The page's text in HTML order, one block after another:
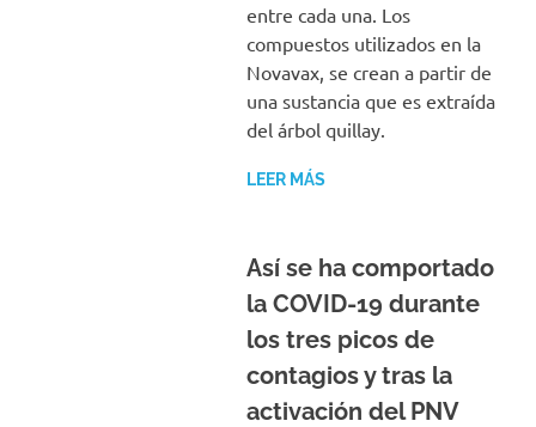
entre cada una. Los
compuestos utilizados en la
Novavax, se crean a partir de
una sustancia que es extraída
del árbol quillay.
LEER MÁS
Así se ha comportado
la COVID-19 durante
los tres picos de
contagios y tras la
activación del PNV